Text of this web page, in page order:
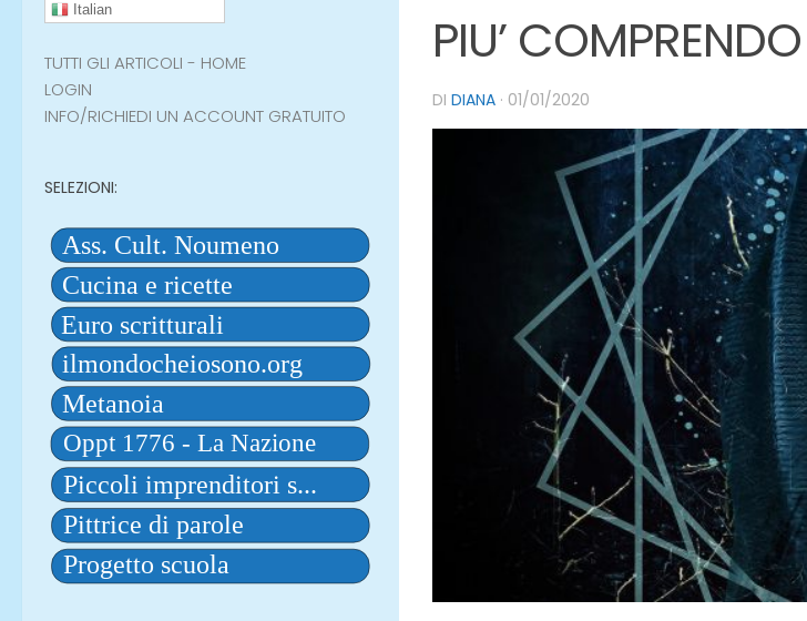
PIU’
DI DIANA · 01/01/2020
Italian
TUTTI GLI ARTICOLI - HOME
LOGIN
INFO/RICHIEDI UN ACCOUNT GRATUITO
SELEZIONI: